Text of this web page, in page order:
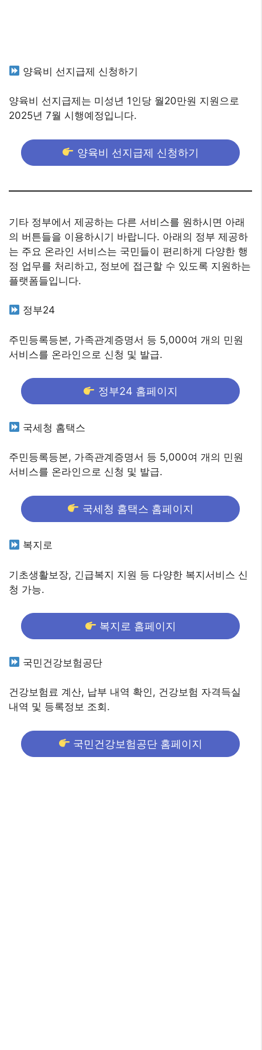
양육비 선지급제 신청하기
양육비 선지급제는 미성년 1인당 월20만원 지원으로
2025년 7월 시행예정입니다.
양육비 선지급제 신청하기
기타 정부에서 제공하는 다른 서비스를 원하시면 아래
의 버튼들을 이용하시기 바랍니다. 아래의 정부 제공하
는 주요 온라인 서비스는 국민들이 편리하게 다양한 행
정 업무를 처리하고, 정보에 접근할 수 있도록 지원하는
플랫폼들입니다.
정부24
주민등록등본, 가족관계증명서 등 5,000여 개의 민원
서비스를 온라인으로 신청 및 발급.
정부24 홈페이지
국세청 홈택스
주민등록등본, 가족관계증명서 등 5,000여 개의 민원
서비스를 온라인으로 신청 및 발급.
국세청 홈택스 홈페이지
복지로
기초생활보장, 긴급복지 지원 등 다양한 복지서비스 신
청 가능.
복지로 홈페이지
국민건강보험공단
건강보험료 계산, 납부 내역 확인, 건강보험 자격득실
내역 및 등록정보 조회.
국민건강보험공단 홈페이지